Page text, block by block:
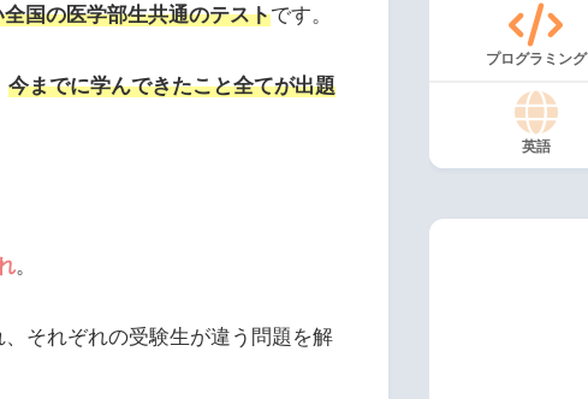
国の医学部生共通のテストです。
今までに学んできたこと全てが出題
。
それぞれの受験生が違う問題を解
プログラミング
英語